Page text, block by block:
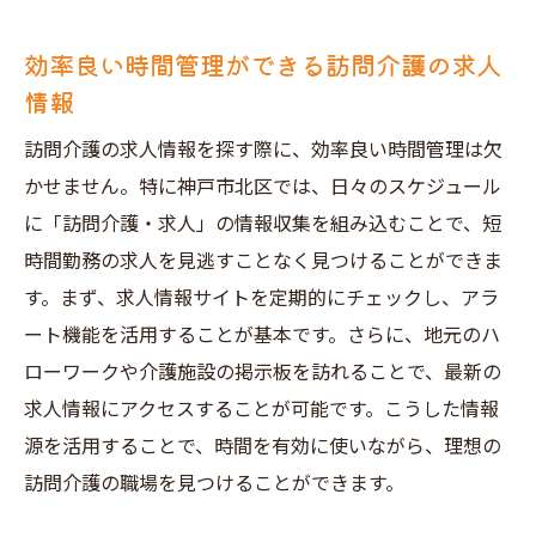
効率良い時間管理ができる訪問介護の求人
情報
訪問介護の求人情報を探す際に、効率良い時間管理は欠
かせません。特に神戸市北区では、日々のスケジュール
に「訪問介護・求人」の情報収集を組み込むことで、短
時間勤務の求人を見逃すことなく見つけることができま
す。まず、求人情報サイトを定期的にチェックし、アラ
ート機能を活用することが基本です。さらに、地元のハ
ローワークや介護施設の掲示板を訪れることで、最新の
求人情報にアクセスすることが可能です。こうした情報
源を活用することで、時間を有効に使いながら、理想の
訪問介護の職場を見つけることができます。